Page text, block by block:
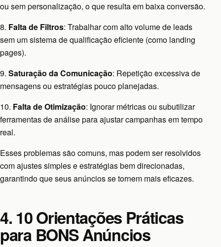
ou sem personalização, o que resulta em baixa conversão.
8. Falta de Filtros: Trabalhar com alto volume de leads
sem um sistema de qualificação eficiente (como landing
pages).
9. Saturação da Comunicação: Repetição excessiva de
mensagens ou estratégias pouco planejadas.
10. Falta de Otimização: Ignorar métricas ou subutilizar
ferramentas de análise para ajustar campanhas em tempo
real.
Esses problemas são comuns, mas podem ser resolvidos
com ajustes simples e estratégias bem direcionadas,
garantindo que seus anúncios se tornem mais eficazes.
4. 10 Orientações Práticas
para BONS Anúncios